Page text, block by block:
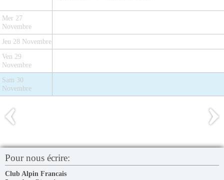
Mer 27
Novembre
Jeu 28 Novembre
Ven 29
Novembre
Sam 30
Novembre
Pour nous écrire:
Club Alpin Francais